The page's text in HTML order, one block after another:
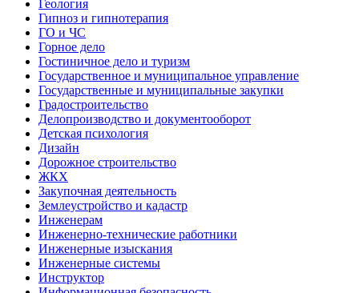
Геология
Гипноз и гипнотерапия
ГО и ЧС
Горное дело
Гостиничное дело и туризм
Государственное и муниципальное управление
Государственные и муниципальные закупки
Градостроительство
Делопроизводство и документооборот
Детская психология
Дизайн
Дорожное строительство
ЖКХ
Закупочная деятельность
Землеустройство и кадастр
Инженерам
Инженерно-технические работники
Инженерные изыскания
Инженерные системы
Инструктор